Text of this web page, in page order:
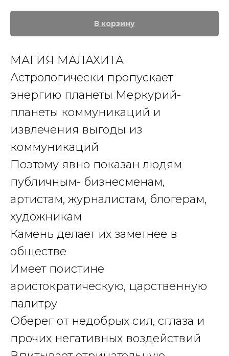
В корзину
МАГИЯ МАЛАХИТА
Астрологически пропускает
энергию планеты Меркурий-
планеты коммуникаций и
извлечения выгоды из
коммуникаций
Поэтому явно показан людям
публичным- бизнесменам,
артистам, журналистам, блогерам,
художникам
Камень делает их заметнее в
обществе
Имеет поистине
аристократическую, царственную
палитру
Оберег от недобрых сил, сглаза и
прочих негативных воздействий